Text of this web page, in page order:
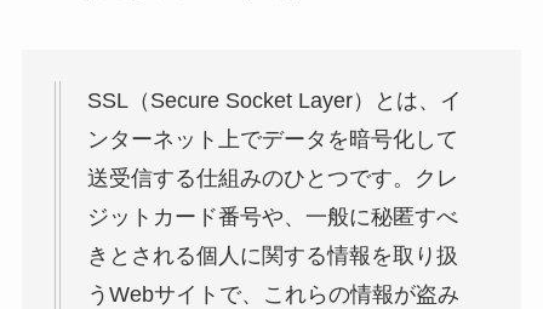
SSL（Secure Socket Layer）とは、イ
ンターネット上でデータを暗号化して
送受信する仕組みのひとつです。クレ
ジットカード番号や、一般に秘匿すべ
きとされる個人に関する情報を取り扱
うWebサイトで、これらの情報が盗み